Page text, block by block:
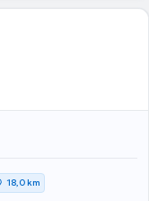
18,0 km